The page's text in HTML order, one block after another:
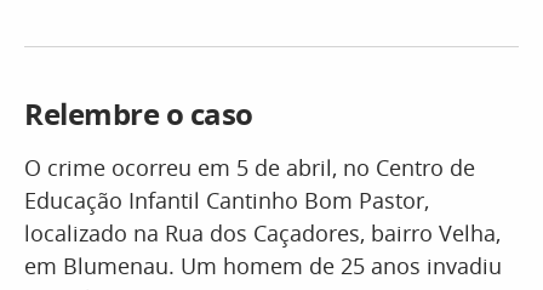
Relembre o caso
O crime ocorreu em 5 de abril, no Centro de
Educação Infantil Cantinho Bom Pastor,
localizado na Rua dos Caçadores, bairro Velha,
em Blumenau. Um homem de 25 anos invadiu